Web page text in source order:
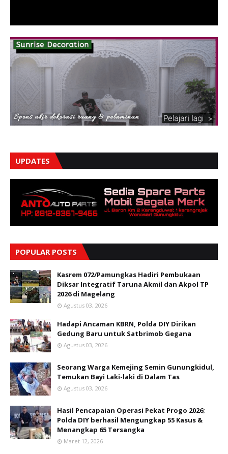
UPDATES
POPULAR POSTS
Kasrem 072/Pamungkas Hadiri Pembukaan
Diksar Integratif Taruna Akmil dan Akpol TP
2026 di Magelang
Agustus 03, 2026
Hadapi Ancaman KBRN, Polda DIY Dirikan
Gedung Baru untuk Satbrimob Gegana
Agustus 03, 2026
Seorang Warga Kemejing Semin Gunungkidul,
Temukan Bayi Laki-laki di Dalam Tas
Agustus 03, 2026
Hasil Pencapaian Operasi Pekat Progo 2026;
Polda DIY berhasil Mengungkap 55 Kasus &
Menangkap 65 Tersangka
Maret 12, 2026